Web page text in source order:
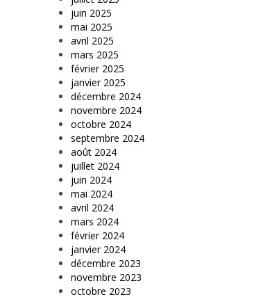
juin 2025
mai 2025
avril 2025
mars 2025
février 2025
janvier 2025
décembre 2024
novembre 2024
octobre 2024
septembre 2024
août 2024
juillet 2024
juin 2024
mai 2024
avril 2024
mars 2024
février 2024
janvier 2024
décembre 2023
novembre 2023
octobre 2023